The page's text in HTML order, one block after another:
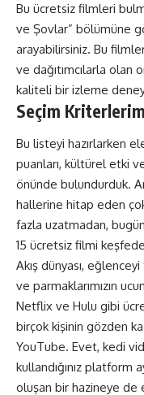
Bu ücretsiz filmleri
ve Şovlar” bölümüne
arayabilirsiniz. Bu
ve dağıtımcılarla olan
kaliteli bir izleme
Seçim
Bu listeyi hazırlarken
puanları, kültürel etki
önünde bulundurduk.
hallerine hitap eden
fazla uzatmadan,
15 ücretsiz filmi
Akış dünyası,
ve parmaklarımızın
Netflix ve Hulu gibi
birçok kişinin gözden
YouTube. Evet, kedi
kullandığınız platform
oluşan bir hazineye de